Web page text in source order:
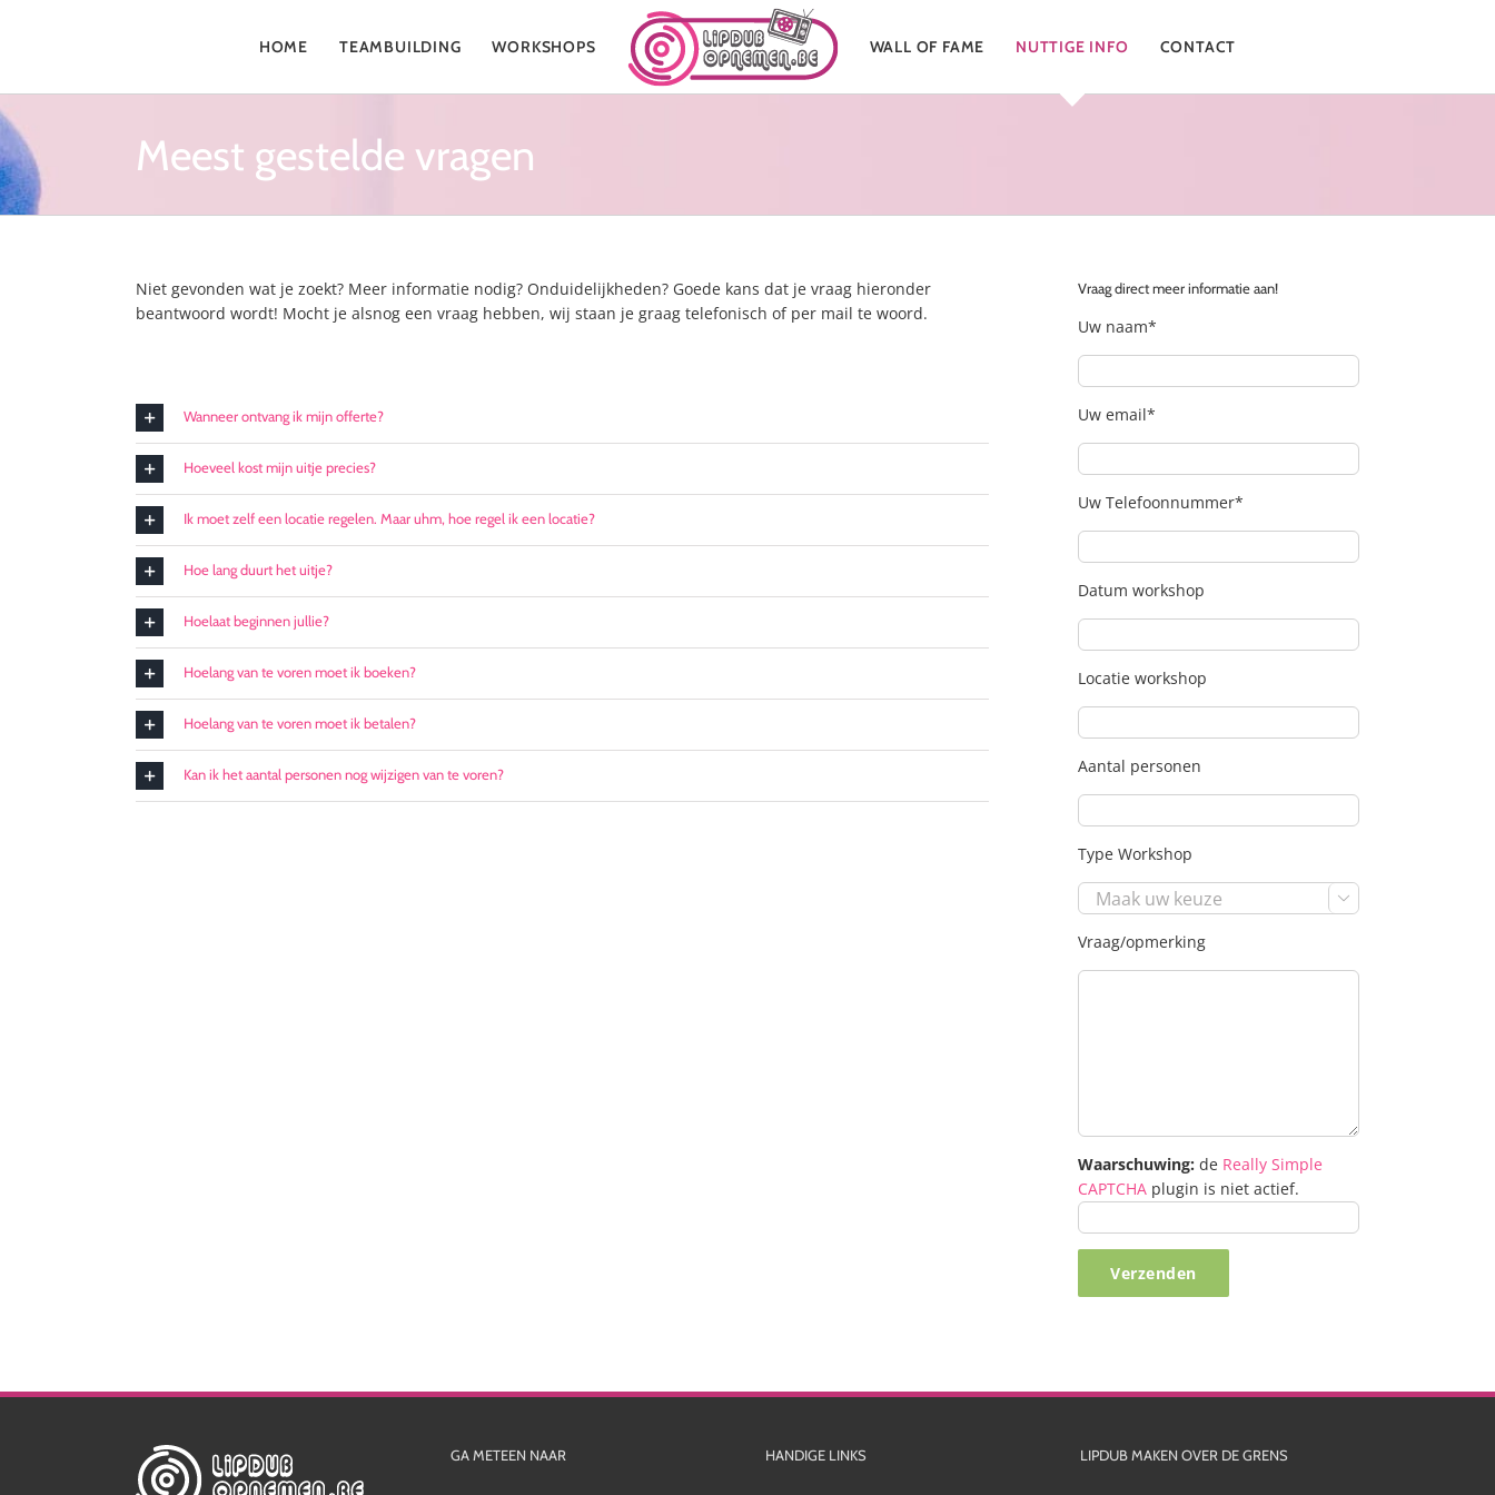
HOME TEAMBUILDING WORKSHOPS WALL OF FAME NUTTIGE INFO CONTACT
Meest gestelde vragen
Niet gevonden wat je zoekt? Meer informatie nodig? Onduidelijkheden? Goede kans dat je vraag hieronder
beantwoord wordt! Mocht je alsnog een vraag hebben, wij staan je graag telefonisch of per mail te woord.
Wanneer ontvang ik mijn offerte?
Hoeveel kost mijn uitje precies?
Ik moet zelf een locatie regelen. Maar uhm, hoe regel ik een locatie?
Hoe lang duurt het uitje?
Hoelaat beginnen jullie?
Hoelang van te voren moet ik boeken?
Hoelang van te voren moet ik betalen?
Kan ik het aantal personen nog wijzigen van te voren?
Vraag direct meer informatie aan!
Uw naam*
Uw email*
Uw Telefoonnummer*
Datum workshop
Locatie workshop
Aantal personen
Type Workshop

Vraag/opmerking
Waarschuwing: de Really Simple
CAPTCHA plugin is niet actief.
GA METEEN NAAR HANDIGE LINKS LIPDUB MAKEN OVER DE GRENS